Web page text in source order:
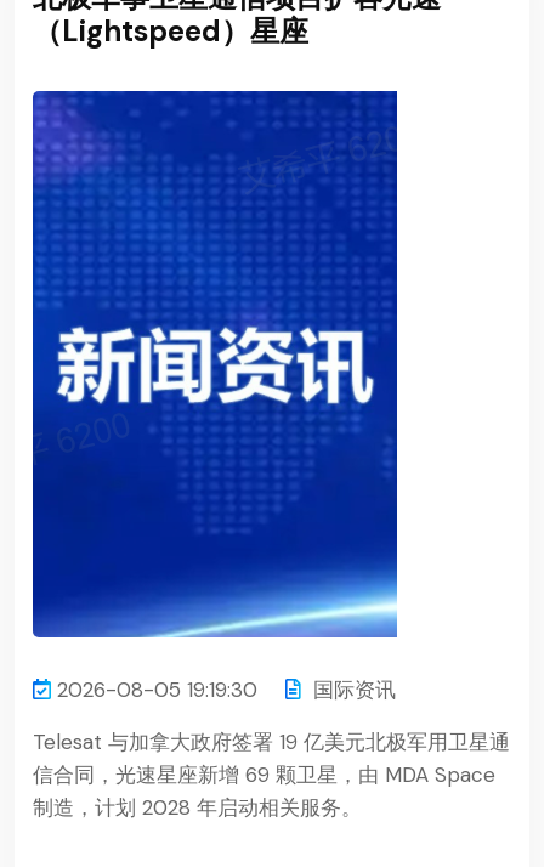
（Lightspeed）星座
2026-08-05 19:19:30
国际资讯
Telesat 与加拿大政府签署 19 亿美元北极军用卫星通
信合同，光速星座新增 69 颗卫星，由 MDA Space
制造，计划 2028 年启动相关服务。